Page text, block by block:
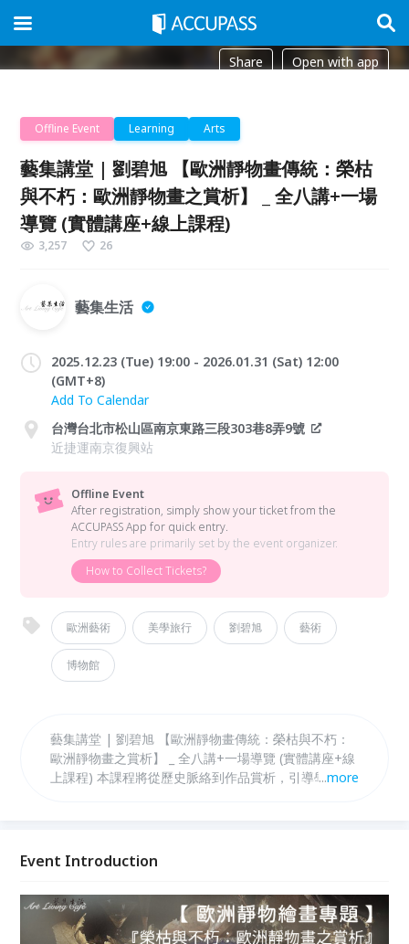
Share Open with app
Offline Event Learning Arts
藝集講堂 | 劉碧旭 【歐洲靜物畫傳統：榮枯
與不朽：歐洲靜物畫之賞析】 _ 全八講+一場
導覽 (實體講座+線上課程)
3,257 26
藝集生活
2025.12.23 (Tue) 19:00 - 2026.01.31 (Sat) 12:00
(GMT+8)
Add To Calendar
台灣台北市松山區南京東路三段303巷8弄9號
近捷運南京復興站
Offline Event
After registration, simply show your ticket from the
ACCUPASS App for quick entry.
Entry rules are primarily set by the event organizer.
How to Collect Tickets?
歐洲藝術 美學旅行 劉碧旭 藝術
博物館
藝集講堂 | 劉碧旭 【歐洲靜物畫傳統：榮枯與不朽：
歐洲靜物畫之賞析】 _ 全八講+一場導覽 (實體講座+線
上課程) 本課程將從歷史脈絡到作品賞析，引導學員認
場導覽，帶領學員面對實體作品，賞析靜物繪畫。
...more
Event Introduction